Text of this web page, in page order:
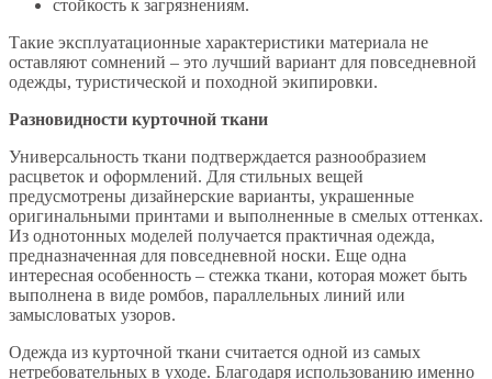
стойкость к загрязнениям.
Такие эксплуатационные характеристики материала не
оставляют сомнений – это лучший вариант для повседневной
одежды, туристической и походной экипировки.
Разновидности курточной ткани
Универсальность ткани подтверждается разнообразием
расцветок и оформлений. Для стильных вещей
предусмотрены дизайнерские варианты, украшенные
оригинальными принтами и выполненные в смелых оттенках.
Из однотонных моделей получается практичная одежда,
предназначенная для повседневной носки. Еще одна
интересная особенность – стежка ткани, которая может быть
выполнена в виде ромбов, параллельных линий или
замысловатых узоров.
Одежда из курточной ткани считается одной из самых
нетребовательных в уходе. Благодаря использованию именно